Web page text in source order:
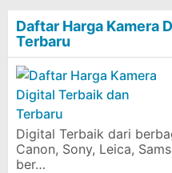
Daftar Harga Kamera
Terbaru
Digital Terbaik dari
Canon, Sony, Leica,
ber…